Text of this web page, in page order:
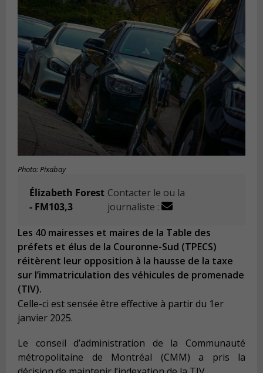
Photo: Pixabay
Élizabeth Forest
- FM103,3
Contacter le ou la
journaliste :
Les 40 mairesses et maires de la Table des
préfets et élus de la Couronne-Sud (TPECS)
réitèrent leur opposition à la hausse de la taxe
sur l’immatriculation des véhicules de promenade
(TIV).
Celle-ci est sensée être effective à partir du 1er
janvier 2025.
Le conseil d’administration de la Communauté
métropolitaine de Montréal (CMM) a pris la